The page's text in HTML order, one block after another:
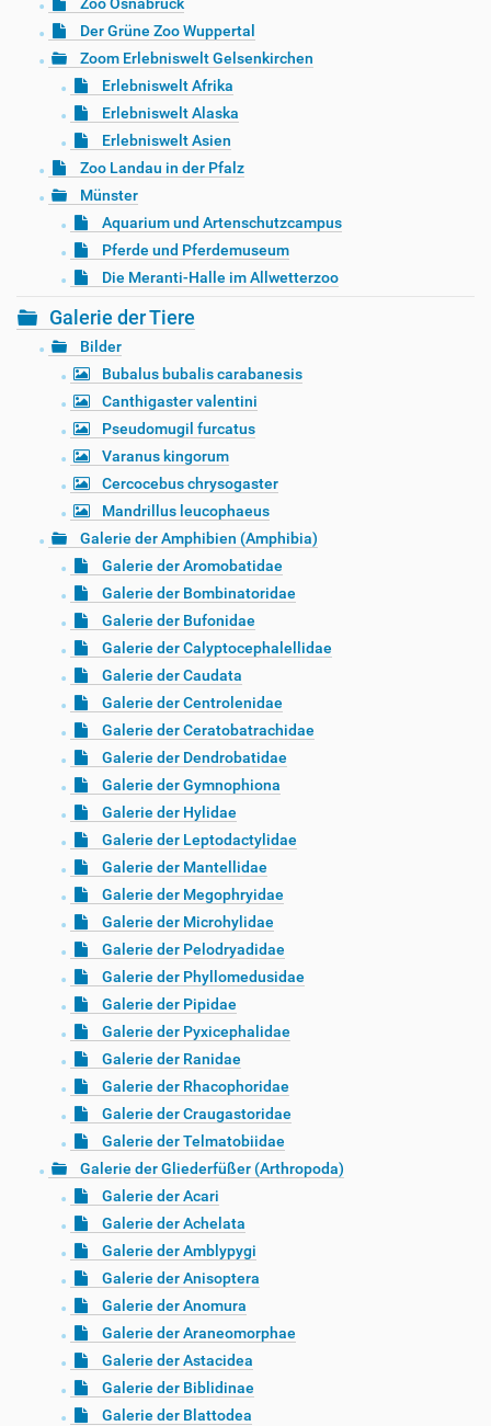
Zoo Osnabrück
Der Grüne Zoo Wuppertal
Zoom Erlebniswelt Gelsenkirchen
Erlebniswelt Afrika
Erlebniswelt Alaska
Erlebniswelt Asien
Zoo Landau in der Pfalz
Münster
Aquarium und Artenschutzcampus
Pferde und Pferdemuseum
Die Meranti-Halle im Allwetterzoo
Galerie der Tiere
Bilder
Bubalus bubalis carabanesis
Canthigaster valentini
Pseudomugil furcatus
Varanus kingorum
Cercocebus chrysogaster
Mandrillus leucophaeus
Galerie der Amphibien (Amphibia)
Galerie der Aromobatidae
Galerie der Bombinatoridae
Galerie der Bufonidae
Galerie der Calyptocephalellidae
Galerie der Caudata
Galerie der Centrolenidae
Galerie der Ceratobatrachidae
Galerie der Dendrobatidae
Galerie der Gymnophiona
Galerie der Hylidae
Galerie der Leptodactylidae
Galerie der Mantellidae
Galerie der Megophryidae
Galerie der Microhylidae
Galerie der Pelodryadidae
Galerie der Phyllomedusidae
Galerie der Pipidae
Galerie der Pyxicephalidae
Galerie der Ranidae
Galerie der Rhacophoridae
Galerie der Craugastoridae
Galerie der Telmatobiidae
Galerie der Gliederfüßer (Arthropoda)
Galerie der Acari
Galerie der Achelata
Galerie der Amblypygi
Galerie der Anisoptera
Galerie der Anomura
Galerie der Araneomorphae
Galerie der Astacidea
Galerie der Biblidinae
Galerie der Blattodea